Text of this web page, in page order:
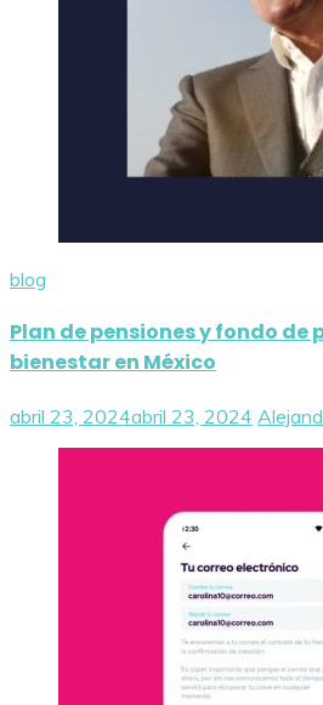
blog
Plan de pensiones y fondo de
bienestar en México
abril 23, 2024abril 23, 2024